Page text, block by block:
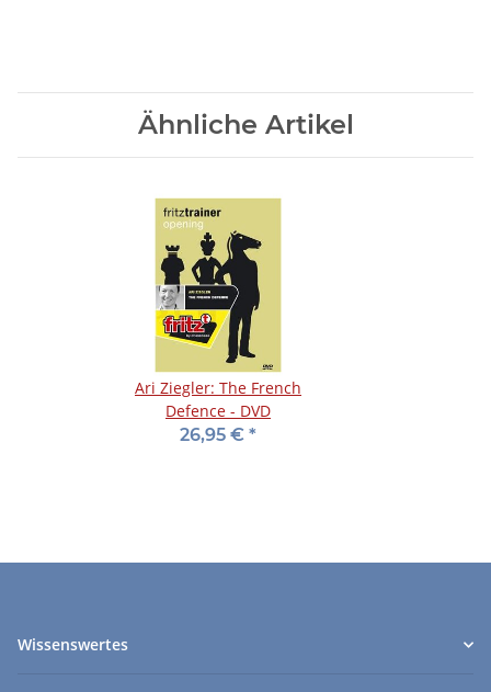
Ähnliche Artikel
Ari Ziegler: The French
Defence - DVD
26,95 € *
Wissenswertes